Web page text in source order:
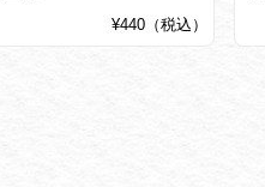
¥440（税込）